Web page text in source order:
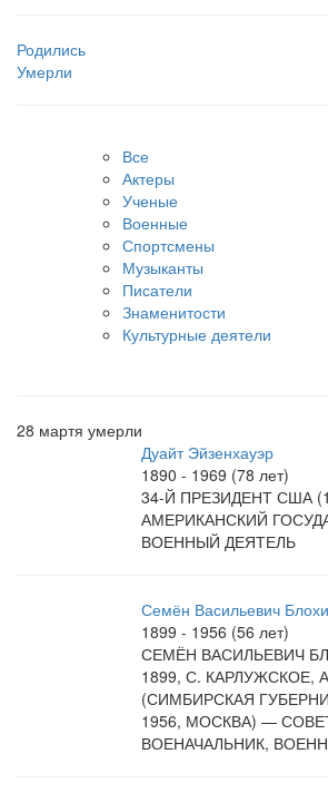
Родились
Умерли
Все
Актеры
Ученые
Военные
Спортсмены
Музыканты
Писатели
Знаменитости
Культурные деятели
28 мартя умерли
Дуайт Эйзенхауэр
1890 - 1969 (78 лет)
34-Й ПРЕЗИДЕНТ США
АМЕРИКАНСКИЙ
ВОЕННЫЙ ДЕЯТЕЛЬ
Семён Васильевич
1899 - 1956 (56 лет)
СЕМЁН ВАСИЛЬЕВИЧ
1899, С. КАРЛУЖСКОЕ,
(СИМБИРСКАЯ
1956, МОСКВА) —
ВОЕНАЧАЛЬНИК,